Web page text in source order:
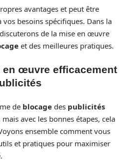
avantages et peut être
besoins spécifiques. Dans la
de la mise en œuvre
et des meilleures pratiques.
en œuvre efficacement
de blocage des publicités
avec les bonnes étapes, cela
ensemble comment vous
et pratiques pour maximiser